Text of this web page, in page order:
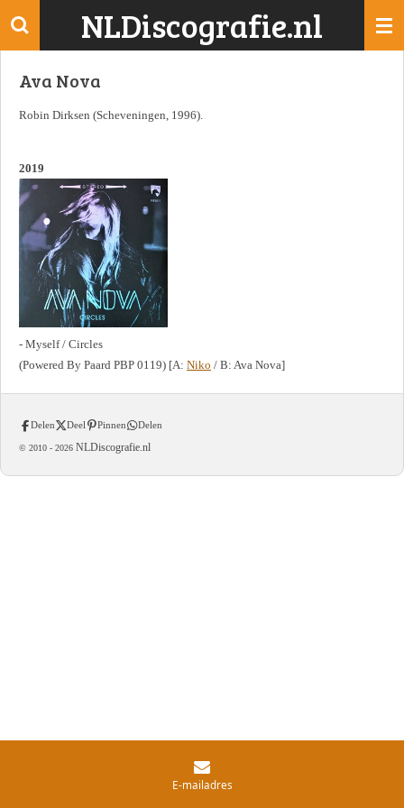
Ga
de
NLDiscografie.nl
Ava Nova
Robin Dirksen (Scheveningen, 1996).
2019
- Myself / Circles
(Powered By Paard PBP 0119) [A: Niko / B: Ava Nova]
Delen Deel Pinnen Delen
© 2010 - 2026 NLDiscografie.nl
E-mailadres